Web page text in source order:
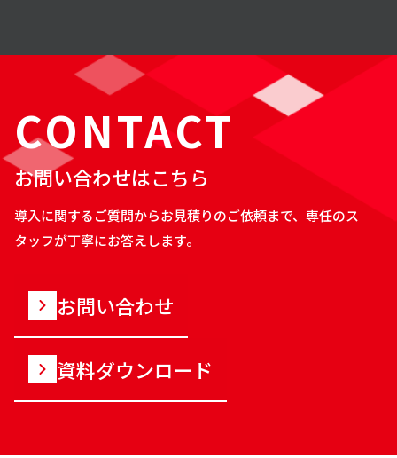
CONTACT
お問い合わせはこちら
導入に関するご質問からお見積りのご依頼まで、専任のス
タッフが丁寧にお答えします。
お問い合わせ
資料ダウンロード